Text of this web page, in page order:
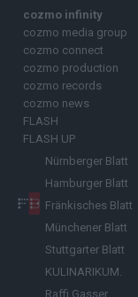
cozmo infinity
cozmo media group
cozmo connect
cozmo production
cozmo records
cozmo news
FLASH
FLASH UP
Nürnberger Blatt
Hamburger Blatt
Fränkisches Blatt
Münchener Blatt
Stuttgarter Blatt
KULINARIKUM.
Raffi Gasser